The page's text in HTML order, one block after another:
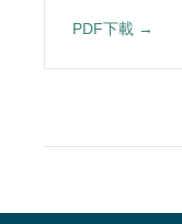
PDF下載 →